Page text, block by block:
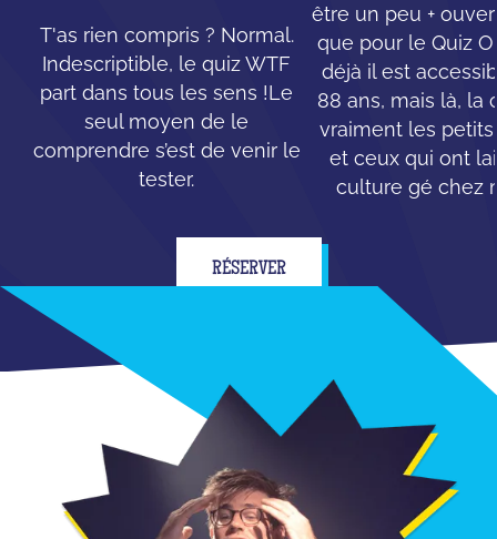
T'as rien compris ? Normal.
Indescriptible, le quiz WTF
part dans tous les sens !Le
seul moyen de le
comprendre s’est de venir le
tester.
être un peu +
que pour le Quiz
déjà il est
88 ans, mais là, la
vraiment les
et ceux qui ont
culture gé chez
RÉSERVER